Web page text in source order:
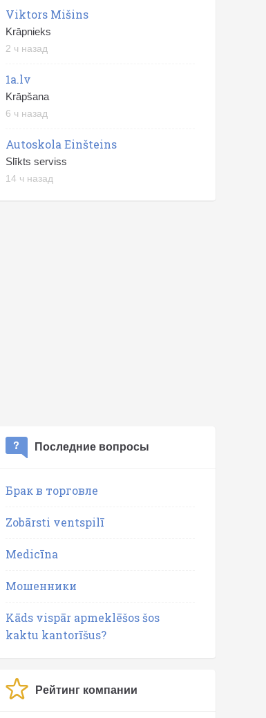
Viktors Mišins
Krāpnieks
2 ч назад
1a.lv
Krāpšana
6 ч назад
Autoskola Einšteins
Slīkts serviss
14 ч назад
Последние вопросы
Брак в торговле
Zobārsti ventspilī
Medicīna
Мошенники
Kāds vispār apmeklēšos šos
kaktu kantorīšus?
Рейтинг компании